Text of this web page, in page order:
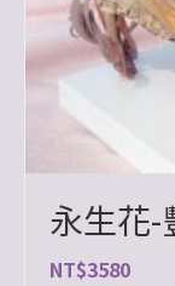
永生花-
NT$3580